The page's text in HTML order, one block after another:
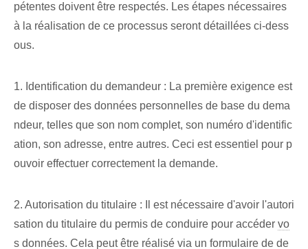
pétentes doivent être respectés. Les étapes nécessaires
à la réalisation de ce processus seront détaillées ci-dess
ous.
1. Identification du demandeur : La première exigence est
de disposer des données personnelles de base du dema
ndeur, telles que son nom complet, son numéro d'identific
ation, son adresse, entre autres. Ceci est essentiel pour p
ouvoir effectuer correctement la demande.
2. Autorisation du titulaire : Il est nécessaire d'avoir l'autori
sation du titulaire du permis de conduire pour accéder vo
s données. Cela peut être réalisé via un formulaire de de